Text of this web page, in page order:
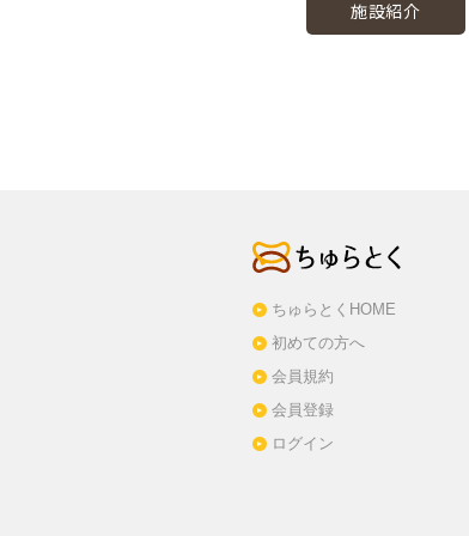
施設紹介
ちゅらとくHOME
初めての方へ
会員規約
会員登録
ログイン